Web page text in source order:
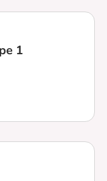
1
type 1